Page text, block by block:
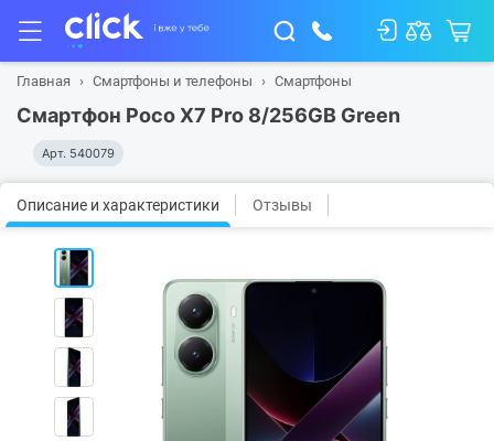
Главная Смартфоны и телефоны Смартфоны
Смартфон Poco X7 Pro 8/256GB Green
Арт. 540079
Описание и характеристики Отзывы